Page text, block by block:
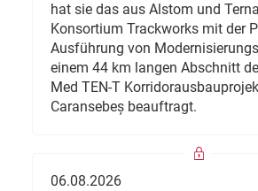
hat sie das aus Alstom und
Konsortium Trackworks mit der
Ausführung von
einem 44 km langen Abschnitt
Med TEN-T
Caransebeș beauftragt.
06.08.2026